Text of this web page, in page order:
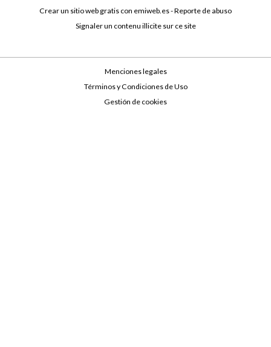
Crear un sitio web gratis con emiweb.es -Reporte de abuso
Signaler un contenu illicite sur ce site
Menciones legales
Términos y Condiciones de Uso
Gestión de cookies